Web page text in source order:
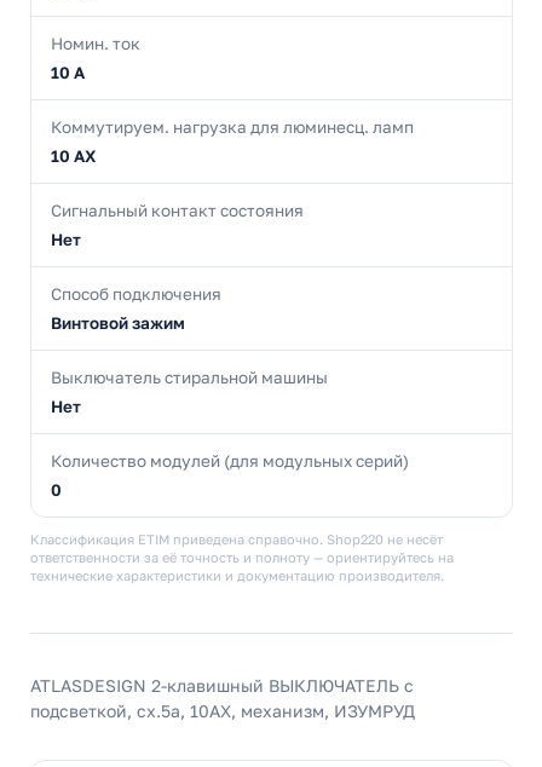
Номин. ток
10 А
Коммутируем. нагрузка для люминесц. ламп
10 AX
Сигнальный контакт состояния
Нет
Способ подключения
Винтовой зажим
Выключатель стиральной машины
Нет
Количество модулей (для модульных серий)
0
Классификация ETIM приведена справочно. Shop220 не несёт
ответственности за её точность и полноту — ориентируйтесь на
технические характеристики и документацию производителя.
ATLASDESIGN 2-клавишный ВЫКЛЮЧАТЕЛЬ с
подсветкой, сх.5а, 10АХ, механизм, ИЗУМРУД